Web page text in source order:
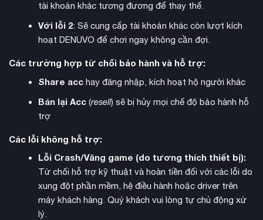
Tích hợpPlayStation Networkcho phép người chơi PC
đăng nhập tài khoản PlayStation để nhận thành tích, quản lý
danh sách bạn bè và truy cập hồ sơ người chơi thông qua
overlay có thể mở bằng phím tắt Shift + F1.
tài khoản khác tương đương để thay thế.
Với lỗi 2: Sẽ cung cấp tài khoản khác còn lượt kích
hoạt DENUVO để chơi ngay không cần đợi.
Các trường hợp từ chối bảo hành và hỗ trợ:
Share acchay đăng nhập, kích hoạt hộ người khác
Bán lại Acc(resell) sẽ bị hủy mọi chế độ bảo hành hỗ
trợ
Các lỗi không hỗ trợ:
Lỗi Crash/Văng game (do tương thích thiết bị):
Từ chối hỗ trợ kỹ thuật và hoàn tiền đối với các lỗi do
xung đột phần mềm, hệ điều hành hoặc driver trên
máy khách hàng. Quý khách vui lòng tự chủ động xử
lý.